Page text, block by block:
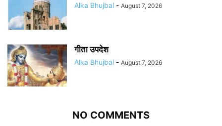
Alka Bhujbal - August 7, 2026
गीता उपदेश
Alka Bhujbal - August 7, 2026
NO COMMENTS